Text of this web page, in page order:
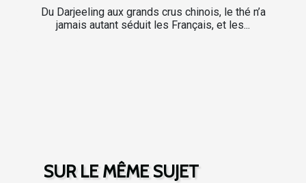
Du Darjeeling aux grands crus chinois, le thé n’a
jamais autant séduit les Français, et les...
SUR LE MÊME SUJET